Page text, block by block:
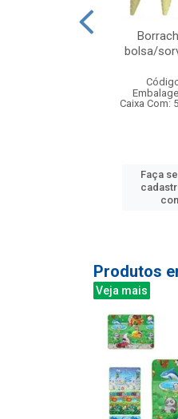
bolsa/
Caixa Com:
Faça
Produtos
Veja mais